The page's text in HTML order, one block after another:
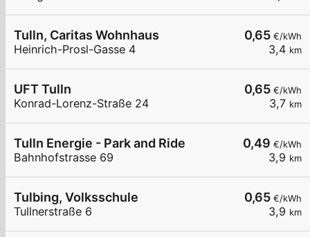
0,65 €/kWh
3,4 km
Tulln, Caritas Wohnhaus
Heinrich-Prosl-Gasse 4
0,65 €/kWh
3,7 km
UFT Tulln
Konrad-Lorenz-Straße 24
0,49 €/kWh
3,9 km
Tulln Energie - Park and Ride
Bahnhofstrasse 69
0,65 €/kWh
3,9 km
Tulbing, Volksschule
Tullnerstraße 6